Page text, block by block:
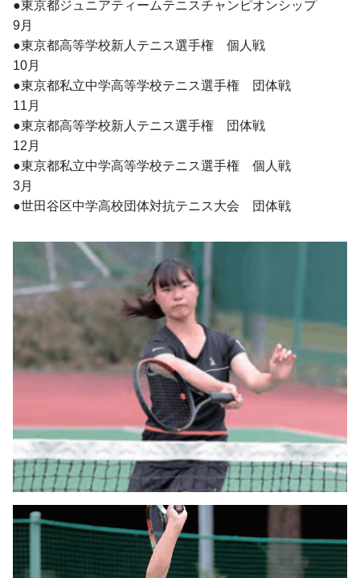
●東京都ジュニアティームテニスチャンピオンシップ
9月
●東京都高等学校新人テニス選手権　個人戦
10月
●東京都私立中学高等学校テニス選手権　団体戦
11月
●東京都高等学校新人テニス選手権　団体戦
12月
●東京都私立中学高等学校テニス選手権　個人戦
3月
●世田谷区中学高校団体対抗テニス大会　団体戦